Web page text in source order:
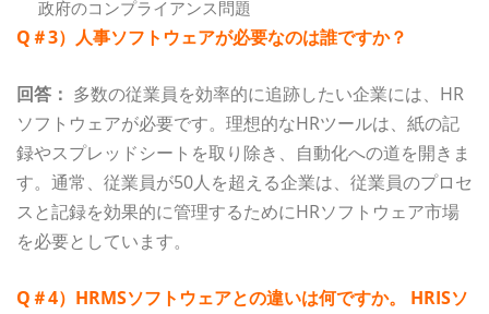
政府のコンプライアンス問題
Q＃3）人事ソフトウェアが必要なのは誰ですか？
回答： 多数の従業員を効率的に追跡したい企業には、HR
ソフトウェアが必要です。理想的なHRツールは、紙の記
録やスプレッドシートを取り除き、自動化への道を開きま
す。通常、従業員が50人を超える企業は、従業員のプロセ
スと記録を効果的に管理するためにHRソフトウェア市場
を必要としています。
Q＃4）HRMSソフトウェアとの違いは何ですか。 HRISソ